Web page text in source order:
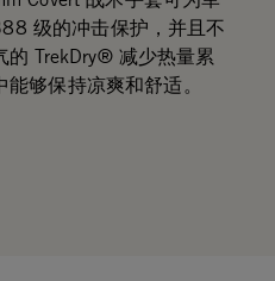
级的冲击保护，并且不
TrekDry® 减少热量累
够保持凉爽和舒适。